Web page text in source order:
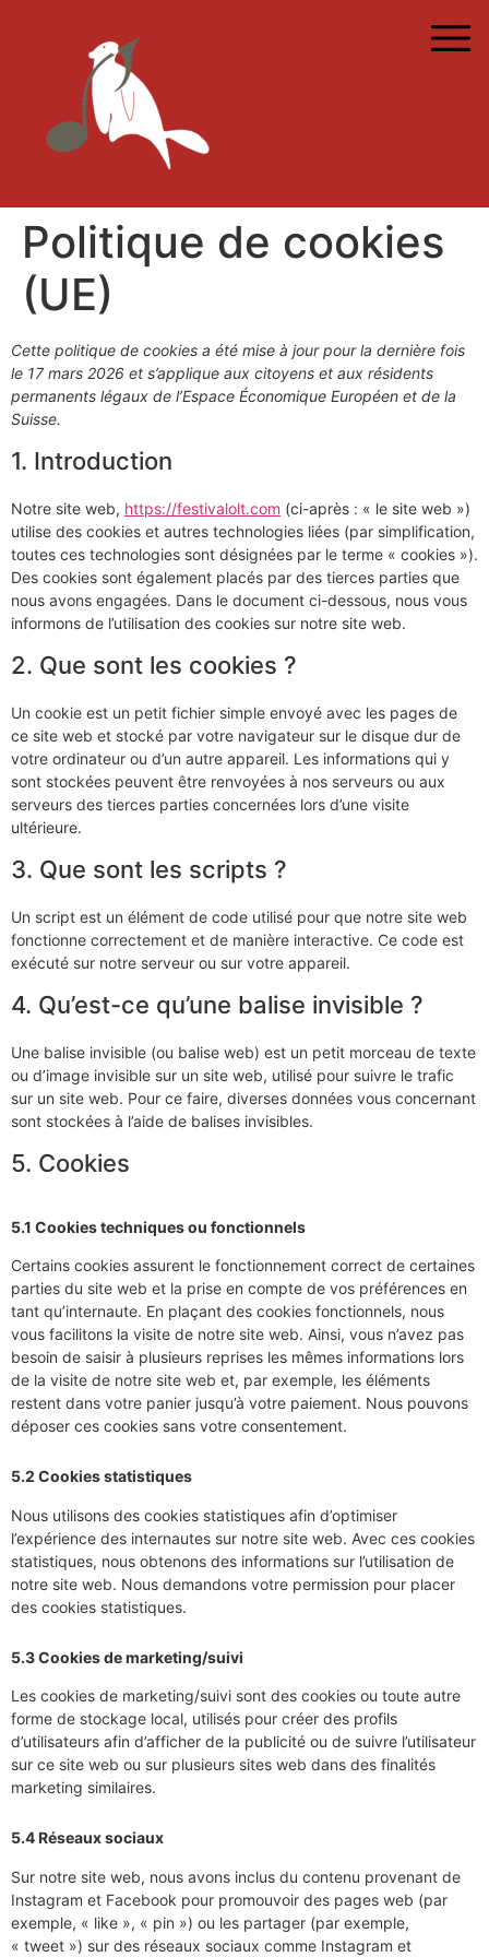
Politique de cookies
(UE)
Cette politique de cookies a été mise à jour pour la dernière fois
le 17 mars 2026 et s’applique aux citoyens et aux résidents
permanents légaux de l’Espace Économique Européen et de la
Suisse.
1. Introduction
Notre site web, https://festivalolt.com (ci-après : « le site web »)
utilise des cookies et autres technologies liées (par simplification,
toutes ces technologies sont désignées par le terme « cookies »).
Des cookies sont également placés par des tierces parties que
nous avons engagées. Dans le document ci-dessous, nous vous
informons de l’utilisation des cookies sur notre site web.
2. Que sont les cookies ?
Un cookie est un petit fichier simple envoyé avec les pages de
ce site web et stocké par votre navigateur sur le disque dur de
votre ordinateur ou d’un autre appareil. Les informations qui y
sont stockées peuvent être renvoyées à nos serveurs ou aux
serveurs des tierces parties concernées lors d’une visite
ultérieure.
3. Que sont les scripts ?
Un script est un élément de code utilisé pour que notre site web
fonctionne correctement et de manière interactive. Ce code est
exécuté sur notre serveur ou sur votre appareil.
4. Qu’est-ce qu’une balise invisible ?
Une balise invisible (ou balise web) est un petit morceau de texte
ou d’image invisible sur un site web, utilisé pour suivre le trafic
sur un site web. Pour ce faire, diverses données vous concernant
sont stockées à l’aide de balises invisibles.
5. Cookies
5.1 Cookies techniques ou fonctionnels
Certains cookies assurent le fonctionnement correct de certaines
parties du site web et la prise en compte de vos préférences en
tant qu’internaute. En plaçant des cookies fonctionnels, nous
vous facilitons la visite de notre site web. Ainsi, vous n’avez pas
besoin de saisir à plusieurs reprises les mêmes informations lors
de la visite de notre site web et, par exemple, les éléments
restent dans votre panier jusqu’à votre paiement. Nous pouvons
déposer ces cookies sans votre consentement.
5.2 Cookies statistiques
Nous utilisons des cookies statistiques afin d’optimiser
l’expérience des internautes sur notre site web. Avec ces cookies
statistiques, nous obtenons des informations sur l’utilisation de
notre site web. Nous demandons votre permission pour placer
des cookies statistiques.
5.3 Cookies de marketing/suivi
Les cookies de marketing/suivi sont des cookies ou toute autre
forme de stockage local, utilisés pour créer des profils
d’utilisateurs afin d’afficher de la publicité ou de suivre l’utilisateur
sur ce site web ou sur plusieurs sites web dans des finalités
marketing similaires.
5.4 Réseaux sociaux
Sur notre site web, nous avons inclus du contenu provenant de
Instagram et Facebook pour promouvoir des pages web (par
exemple, « like », « pin ») ou les partager (par exemple,
« tweet ») sur des réseaux sociaux comme Instagram et